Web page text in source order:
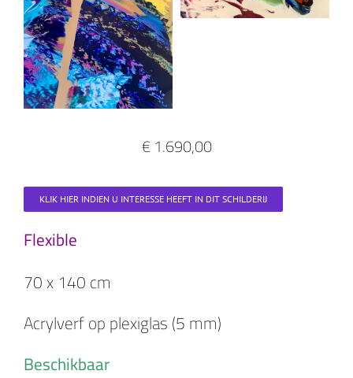
€ 1.690,00
KLIK HIER INDIEN U INTERESSE HEEFT IN DIT SCHILDERIJ
Flexible
70 x 140 cm
Acrylverf op plexiglas (5 mm)
Beschikbaar